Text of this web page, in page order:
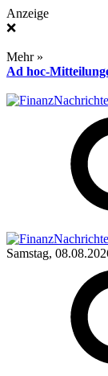
Anzeige
❌
Mehr »
Ad hoc-
Samstag,